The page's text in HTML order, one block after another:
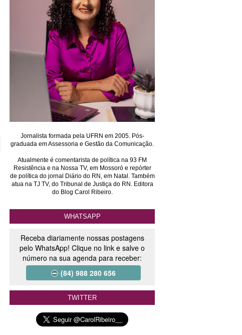
Jornalista formada pela UFRN em 2005. Pós-
graduada em Assessoria e Gestão da Comunicação.
Atualmente é comentarista de política na 93 FM
Resistência e na Nossa TV, em Mossoró e repórter
de política do jornal Diário do RN, em Natal. Também
atua na TJ TV, do Tribunal de Justiça do RN. Editora
do Blog Carol Ribeiro.
WHATSAPP
Receba diariamente nossas postagens
pelo WhatsApp! Clique no link e salve o
número na sua agenda para receber:
(84) 988 280 656
TWITTER